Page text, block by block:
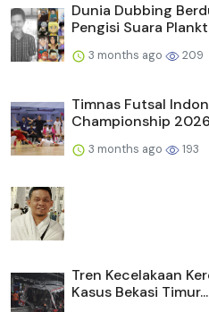
Dunia Dubbing
Pengisi Suara
3 months ago 209
Timnas Futsal
Championship 2026
3 months ago 193
Tren Kecelakaan
Kasus Bekasi Timur...